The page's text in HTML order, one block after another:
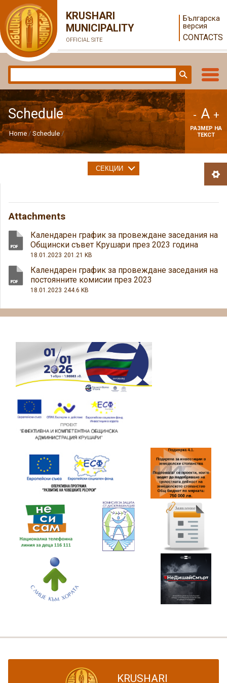
KRUSHARI
MUNICIPALITY
OFFICIAL SITE
Българска
версия
CONTACTS
Schedule
Home Schedule
- A +
РАЗМЕР НА
ТЕКСТ
Attachments
Календарен график за провеждане заседания на
Общински съвет Крушари през 2023 година
18.01.2023 201.21 KB
Календарен график за провеждане заседания на
постоянните комисии през 2023
18.01.2023 244.6 KB
СЕКЦИИ
KRUSHARI